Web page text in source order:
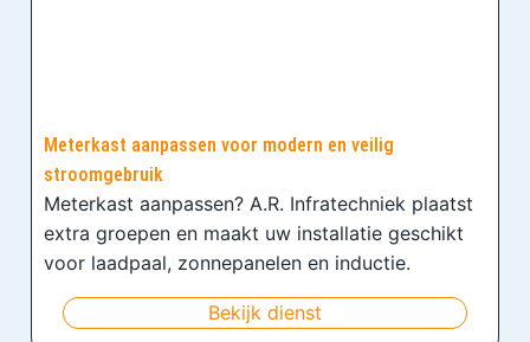
Meterkast aanpassen voor modern en veilig
stroomgebruik
Meterkast aanpassen? A.R. Infratechniek plaatst
extra groepen en maakt uw installatie geschikt
voor laadpaal, zonnepanelen en inductie.
Bekijk dienst